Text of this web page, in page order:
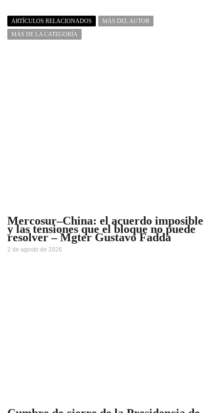
ARTÍCULOS RELACIONADOS
MÁS DEL AUTOR
MÁS DE LA CATEGORÍA
Mercosur–China: el acuerdo imposible
y las tensiones que el bloque no puede
resolver – Mgter Gustavo Fadda
2 de agosto de 2026